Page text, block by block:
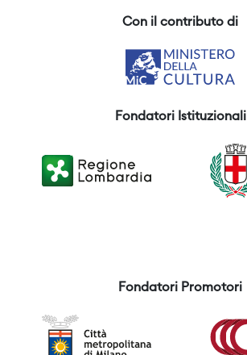
Con il contributo di
Fondatori Istituzionali
Fondatori Promotori